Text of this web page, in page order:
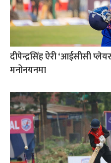
दीपेन्द्रसिंह ऐरी ‘आईसीसी
मनोनयनमा